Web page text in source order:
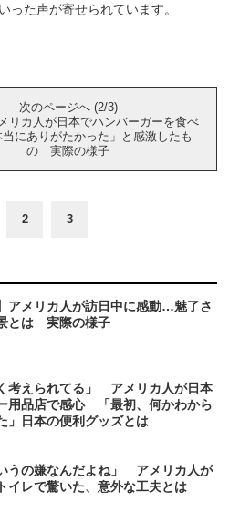
った声が寄せられています。
次のページへ (2/3)
リカ人が日本でハンバーガーを食べ
にありがたかった」と感激したも
の 実際の様子
2 3
アメリカ人が訪日中に感動…魅了さ
とは 実際の様子
考えられてる」 アメリカ人が日本
用品店で感心 「最初、何かわから
」日本の便利グッズとは
うの嫌なんだよね」 アメリカ人が
イレで驚いた、意外な工夫とは